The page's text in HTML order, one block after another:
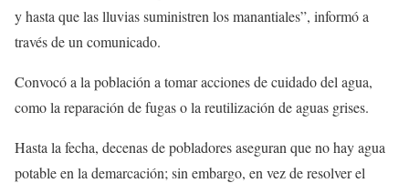
y hasta que las lluvias suministren los manantiales”, informó a
través de un comunicado.
Convocó a la población a tomar acciones de cuidado del agua,
como la reparación de fugas o la reutilización de aguas grises.
Hasta la fecha, decenas de pobladores aseguran que no hay agua
potable en la demarcación; sin embargo, en vez de resolver el